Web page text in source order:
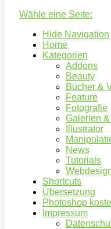
Wähle eine Seite:
Hide Navigation
Home
Kategorien
Addons
Beauty
Bücher &
Feature
Fotografie
Galerien
Illustrator
News
Tutorials
Shortcuts
Übersetzung
Photoshop
Impressum